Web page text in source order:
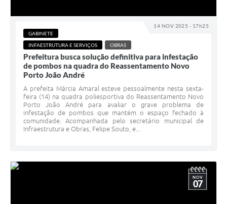
14 NOV 2025 - 17h25
GABINETE
INFAESTRUTURA E SERVIÇOS
OBRAS
Prefeitura busca solução definitiva para infestação
de pombos na quadra do Reassentamento Novo
Porto João André
A prefeita Márcia Amaral esteve pessoalmente nesta sexta-
feira (14) na quadra poliesportiva do Reassentamento Novo
Porto João André para avaliar o grave problema de
infestação de pombos que mantém o espaço fechado à
comunidade. Acompanhada pelo secretário municipal de
Infraestrutura e Obras, Felipe Souto, e...
NOV
07